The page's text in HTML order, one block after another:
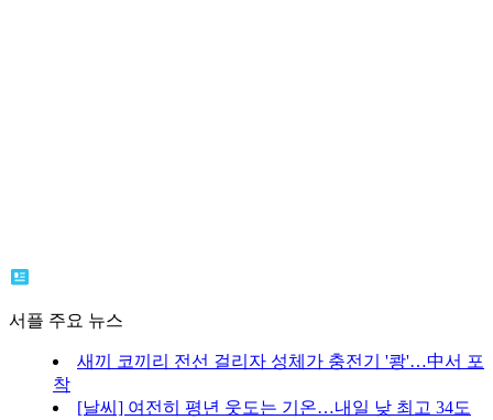
서플 주요 뉴스
새끼 코끼리 전선 걸리자 성체가 충전기 '쾅'…中서 포
착
[날씨] 여전히 평년 웃도는 기온…내일 낮 최고 34도